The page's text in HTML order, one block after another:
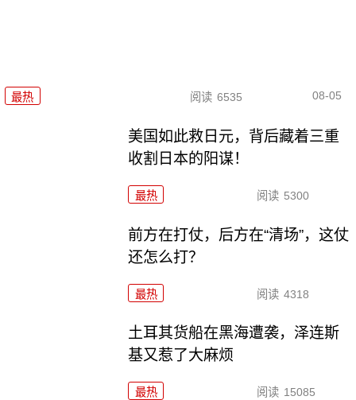
最热 阅读 6535 08-05
美国如此救日元，背后藏着三重
收割日本的阳谋！
最热 阅读 5300
前方在打仗，后方在“清场”，这仗
还怎么打？
最热 阅读 4318
土耳其货船在黑海遭袭，泽连斯
基又惹了大麻烦
最热 阅读 15085